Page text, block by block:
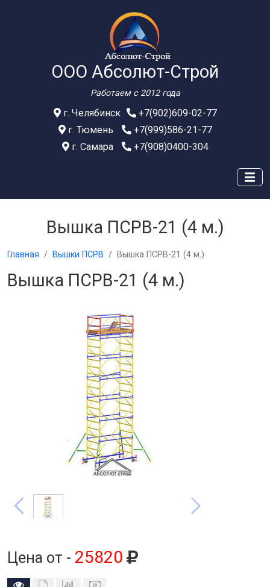
ООО Абсолют-Строй
Работаем с 2012 года
г. Челябинск
+7(902)609-02-77
г. Тюмень
+7(999)586-21-77
г. Самара
+7(908)0400-304
Вышка ПСРВ-21 (4 м.)
Главная Вышки ПСРВ Вышка ПСРВ-21 (4 м.)
Вышка ПСРВ-21 (4 м.)
Цена от - 25820